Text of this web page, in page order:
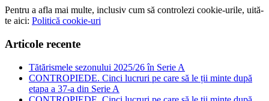
Pentru a afla mai multe, inclusiv cum să controlezi cookie-urile, uită-
te aici: Politică cookie-uri
Articole recente
Tătărismele sezonului 2025/26 în Serie A
CONTROPIEDE. Cinci lucruri pe care să le ții minte după
etapa a 37-a din Serie A